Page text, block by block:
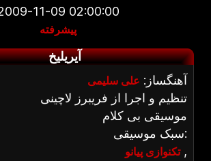
11-09 02:00:00
پیشرفته
آیریلیخ
آهنگساز: علی سلیمی
تنظیم و اجرا از فریبرز لاچینی
موسیقی بی کلام
سبک موسیقی:
تکنوازی پیانو,